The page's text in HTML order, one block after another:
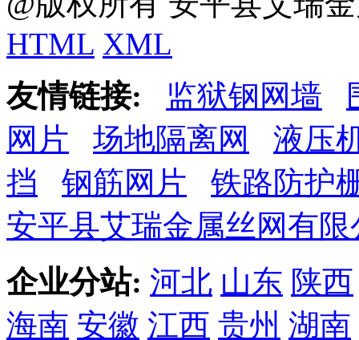
HTML XML
友情链接:
监狱钢网墙
网片
场地隔离网
液压
挡
钢筋网片
铁路防护
安平县艾瑞金属丝网有限
企业分站: 河北 山东 陕西
海南 安徽 江西 贵州 湖南